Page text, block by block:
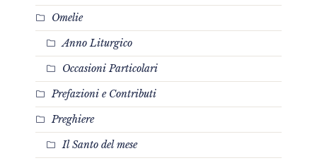
Omelie
Anno Liturgico
Occasioni Particolari
Prefazioni e Contributi
Preghiere
Il Santo del mese